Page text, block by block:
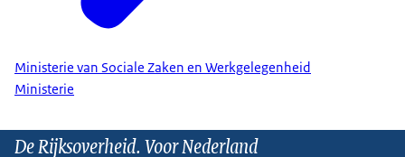
Ministerie van Sociale Zaken en Werkgelegenheid
Ministerie
De Rijksoverheid. Voor Nederland